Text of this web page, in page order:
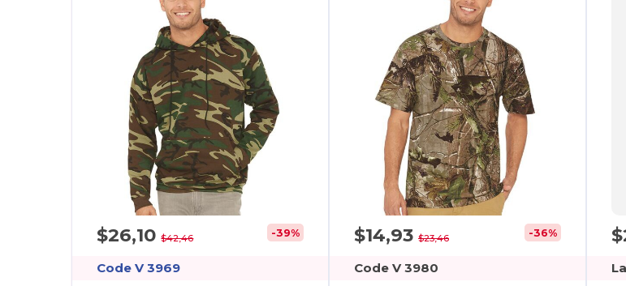
$26,10$42,46 -39%
Code V 3969
$14,93 $23,46 -36%
Code V 3980